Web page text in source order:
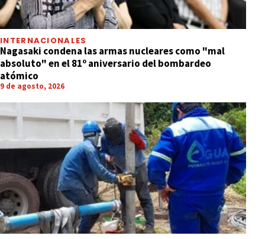
INTERNACIONALES
Nagasaki condena las armas nucleares como "mal
absoluto" en el 81º aniversario del bombardeo
atómico
9 de agosto, 2026